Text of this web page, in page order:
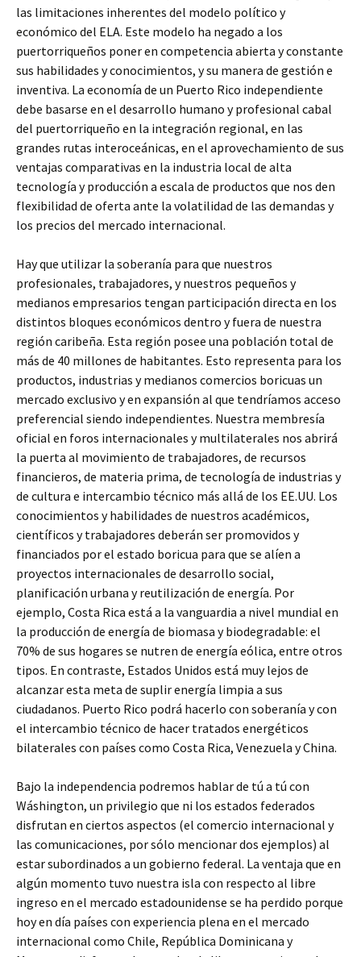
las limitaciones inherentes del modelo político y
económico del ELA. Este modelo ha negado a los
puertorriqueños poner en competencia abierta y constante
sus habilidades y conocimientos, y su manera de gestión e
inventiva. La economía de un Puerto Rico independiente
debe basarse en el desarrollo humano y profesional cabal
del puertorriqueño en la integración regional, en las
grandes rutas interoceánicas, en el aprovechamiento de sus
ventajas comparativas en la industria local de alta
tecnología y producción a escala de productos que nos den
flexibilidad de oferta ante la volatilidad de las demandas y
los precios del mercado internacional.
Hay que utilizar la soberanía para que nuestros
profesionales, trabajadores, y nuestros pequeños y
medianos empresarios tengan participación directa en los
distintos bloques económicos dentro y fuera de nuestra
región caribeña. Esta región posee una población total de
más de 40 millones de habitantes. Esto representa para los
productos, industrias y medianos comercios boricuas un
mercado exclusivo y en expansión al que tendríamos acceso
preferencial siendo independientes. Nuestra membresía
oficial en foros internacionales y multilaterales nos abrirá
la puerta al movimiento de trabajadores, de recursos
financieros, de materia prima, de tecnología de industrias y
de cultura e intercambio técnico más allá de los EE.UU. Los
conocimientos y habilidades de nuestros académicos,
científicos y trabajadores deberán ser promovidos y
financiados por el estado boricua para que se alíen a
proyectos internacionales de desarrollo social,
planificación urbana y reutilización de energía. Por
ejemplo, Costa Rica está a la vanguardia a nivel mundial en
la producción de energía de biomasa y biodegradable: el
70% de sus hogares se nutren de energía eólica, entre otros
tipos. En contraste, Estados Unidos está muy lejos de
alcanzar esta meta de suplir energía limpia a sus
ciudadanos. Puerto Rico podrá hacerlo con soberanía y con
el intercambio técnico de hacer tratados energéticos
bilaterales con países como Costa Rica, Venezuela y China.
Bajo la independencia podremos hablar de tú a tú con
Wáshington, un privilegio que ni los estados federados
disfrutan en ciertos aspectos (el comercio internacional y
las comunicaciones, por sólo mencionar dos ejemplos) al
estar subordinados a un gobierno federal. La ventaja que en
algún momento tuvo nuestra isla con respecto al libre
ingreso en el mercado estadounidense se ha perdido porque
hoy en día países con experiencia plena en el mercado
internacional como Chile, República Dominicana y